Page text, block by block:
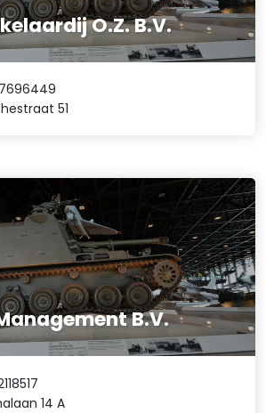
O.Z. B.V.
51
B.V.
14 A